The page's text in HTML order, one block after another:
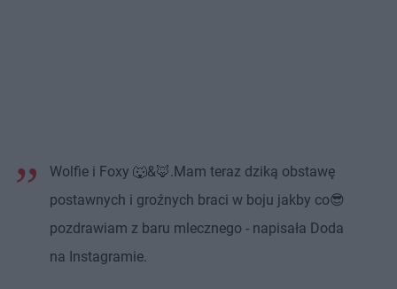
Wolfie i Foxy 🐺&🦊.Mam teraz dziką obstawę
postawnych i groźnych braci w boju jakby co😎
pozdrawiam z baru mlecznego - napisała Doda
na Instagramie.